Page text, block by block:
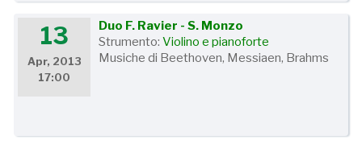
13
Apr, 2013
17:00
Duo F. Ravier - S. Monzo
Strumento:Violino e pianoforte
Musiche di Beethoven, Messiaen, Brahms